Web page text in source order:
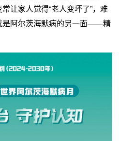
让家人觉得“老人变坏了”，难
是阿尔茨海默病的另一面——精